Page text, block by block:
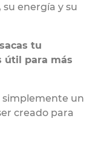
energía y su
tu
útil para más
simplemente un
creado para